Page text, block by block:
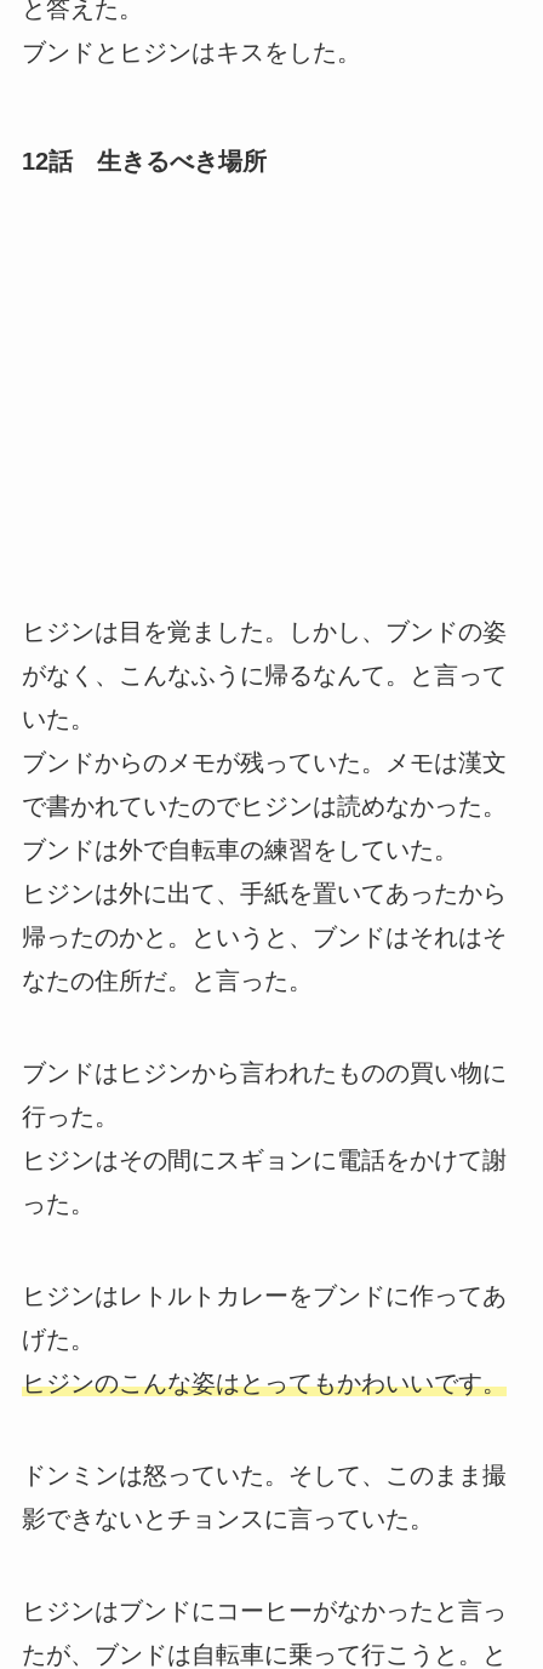
と答えた。
ブンドとヒジンはキスをした。
12話 生きるべき場所
ヒジンは目を覚ました。しかし、ブンドの姿
がなく、こんなふうに帰るなんて。と言って
いた。
ブンドからのメモが残っていた。メモは漢文
で書かれていたのでヒジンは読めなかった。
ブンドは外で自転車の練習をしていた。
ヒジンは外に出て、手紙を置いてあったから
帰ったのかと。というと、ブンドはそれはそ
なたの住所だ。と言った。
ブンドはヒジンから言われたものの買い物に
行った。
ヒジンはその間にスギョンに電話をかけて謝
った。
ヒジンはレトルトカレーをブンドに作ってあ
げた。
ヒジンのこんな姿はとってもかわいいです。
ドンミンは怒っていた。そして、このまま撮
影できないとチョンスに言っていた。
ヒジンはブンドにコーヒーがなかったと言っ
たが、ブンドは自転車に乗って行こうと。と